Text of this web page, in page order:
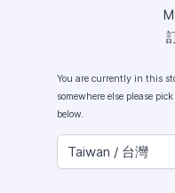
You are currently in this
somewhere else please
below.